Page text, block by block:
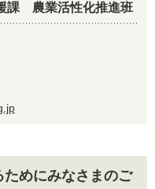
課 農業活性化推進班
めにみなさまのご